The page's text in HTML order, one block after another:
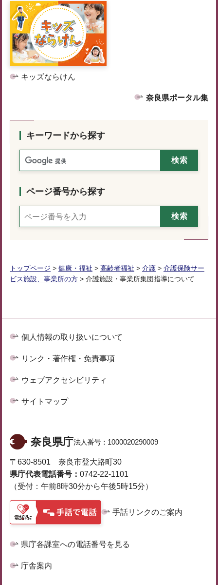
キッズならけん
奈良県ポータル集
キーワードから探す
ページ番号から探す
トップページ > 健康・福祉 > 高齢者福祉 > 介護 > 介護保険サー
ビス施設、事業所の方 > 介護施設・事業所集団指導について
個人情報の取り扱いについて
リンク・著作権・免責事項
ウェブアクセシビリティ
サイトマップ
奈良県庁法人番号： 1000020290009
〒630-8501 奈良市登大路町30
県庁代表電話番号： 0742-22-1101
（受付：午前8時30分から午後5時15分）
手話リンクのご案内
県庁各課室への電話番号を見る
庁舎案内